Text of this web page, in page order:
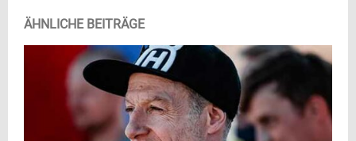
ÄHNLICHE BEITRÄGE